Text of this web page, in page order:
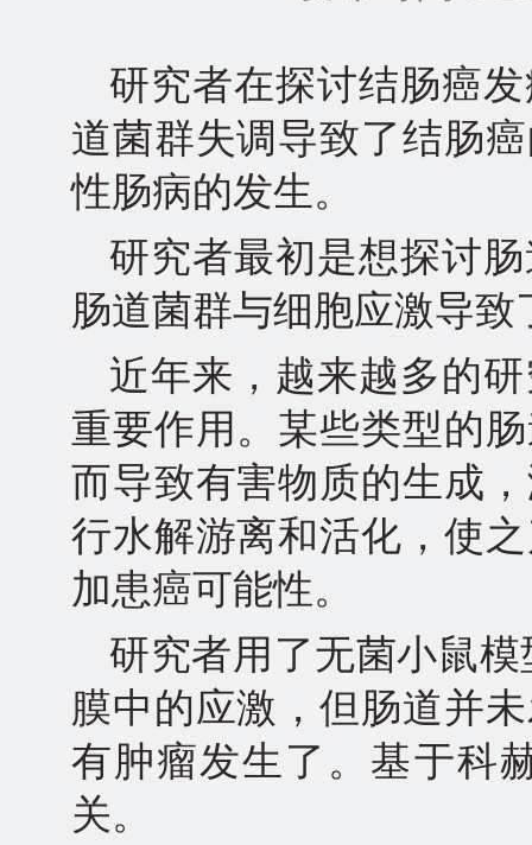
研究者在探讨结肠癌
道菌群失调导致了结肠
性肠病的发生。
研究者最初是想探讨
肠道菌群与细胞应激导
近年来，越来越多的
重要作用。某些类型的
而导致有害物质的生成
行水解游离和活化，使
加患癌可能性。
研究者用了无菌小鼠
膜中的应激，但肠道并
有肿瘤发生了。基于科
关。